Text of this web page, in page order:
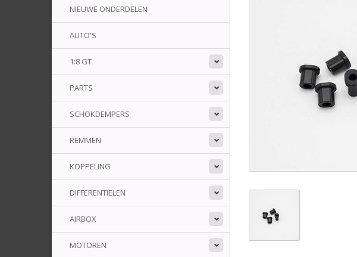
NIEUWE ONDERDELEN
AUTO'S
1:8 GT
PARTS
SCHOKDEMPERS
REMMEN
KOPPELING
DIFFERENTIELEN
AIRBOX
MOTOREN